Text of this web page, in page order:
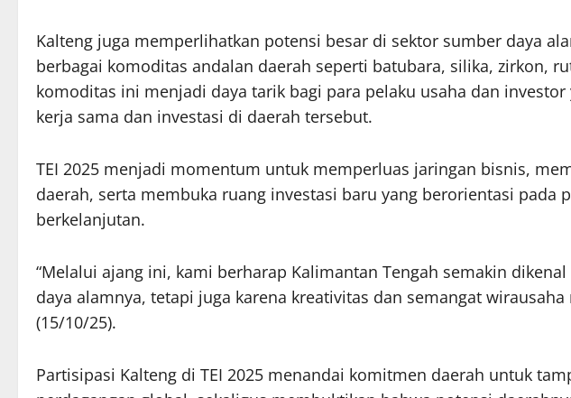
Kalteng juga memperlihatkan potensi besar di sektor sumber daya
berbagai komoditas andalan daerah seperti batubara, silika, zirkon,
komoditas ini menjadi daya tarik bagi para pelaku usaha dan
kerja sama dan investasi di daerah tersebut.
TEI 2025 menjadi momentum untuk memperluas jaringan bisnis,
daerah, serta membuka ruang investasi baru yang berorientasi pada
berkelanjutan.
“Melalui ajang ini, kami berharap Kalimantan Tengah semakin
daya alamnya, tetapi juga karena kreativitas dan semangat wirausaha
(15/10/25).
Partisipasi Kalteng di TEI 2025 menandai komitmen daerah untuk